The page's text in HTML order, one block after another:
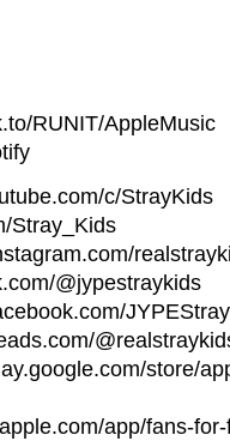
RUNIT/AppleMusic
c/StrayKids
Stray_Kids
@jypestraykids
store/
app/fans-